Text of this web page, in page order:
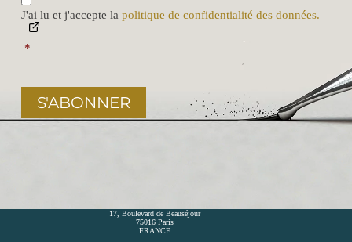
P
D
*
J'ai lu et j'accepte la politique de confidentialité des données.
*
S'ABONNER
17, Boulevard de Beauséjour
75016 Paris
FRANCE